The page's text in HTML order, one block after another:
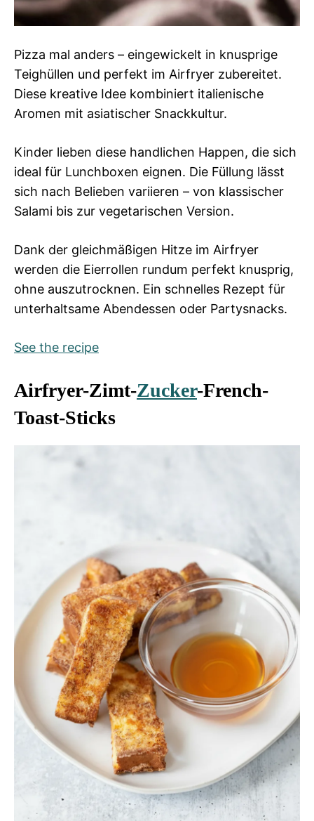
Pizza mal anders – eingewickelt in knusprige
Teighüllen und perfekt im Airfryer zubereitet.
Diese kreative Idee kombiniert italienische
Aromen mit asiatischer Snackkultur.
Kinder lieben diese handlichen Happen, die sich
ideal für Lunchboxen eignen. Die Füllung lässt
sich nach Belieben variieren – von klassischer
Salami bis zur vegetarischen Version.
Dank der gleichmäßigen Hitze im Airfryer
werden die Eierrollen rundum perfekt knusprig,
ohne auszutrocknen. Ein schnelles Rezept für
unterhaltsame Abendessen oder Partysnacks.
See the recipe
Airfryer-Zimt-Zucker-French-
Toast-Sticks